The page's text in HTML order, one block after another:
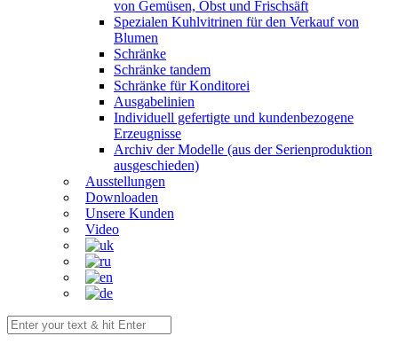
von Gemüsen, Obst und Frischsäft
Spezialen Kuhlvitrinen für den Verkauf von
Blumen
Schränke
Schränke tandem
Schränke für Konditorei
Ausgabelinien
Individuell gefertigte und kundenbezogene
Erzeugnisse
Archiv der Modelle (aus der Serienproduktion
ausgeschieden)
Ausstellungen
Downloaden
Unsere Kunden
Video